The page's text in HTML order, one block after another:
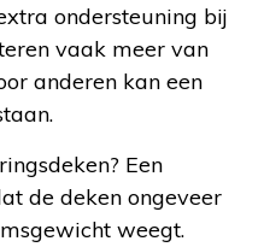
ondersteuning bij
vaak meer van
anderen kan een
Een
de deken ongeveer
weegt.